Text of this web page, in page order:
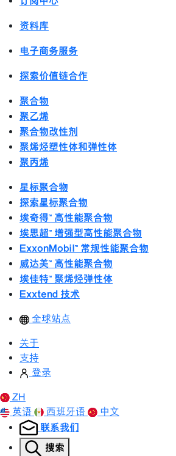
资料库
电子商务服务
探索价值链合作
聚合物
聚乙烯
聚合物改性剂
聚烯烃塑性体和弹性体
聚丙烯
星标聚合物
探索星标聚合物
埃奇得™ 高性能聚合物
埃思超™ 增强型高性能聚合物
ExxonMobil™ 常规性能聚合物
威达美™ 高性能聚合物
埃佳特™ 聚烯烃弹性体
Exxtend 技术
全球站点
关于
支持
登录
ZH
英语
西班牙语 中文
联系我们
搜索